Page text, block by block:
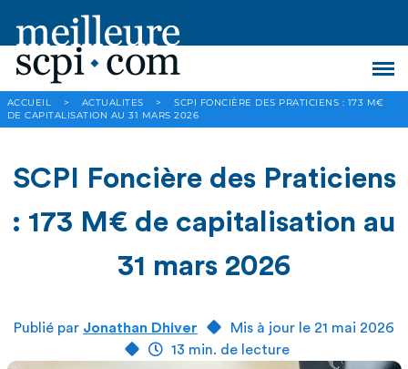
ACCUEIL > ACTUALITES >
SCPI FONCIÈRE DES PRATICIENS : 173 M€
DE CAPITALISATION AU 31 MARS 2026
SCPI Foncière des Praticiens
: 173 M€ de capitalisation au
31 mars 2026
Publié par Jonathan Dhiver
Mis à jour le 21 mai 2026
13 min. de lecture